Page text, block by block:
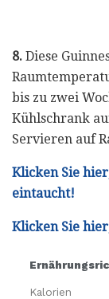
8. Diese
bis zu zwei
Kühlschrank
Servieren auf
Klicken Sie
eintaucht!
Klicken Sie
Kalorien